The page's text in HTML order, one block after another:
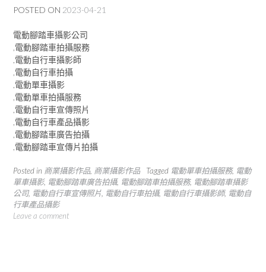
POSTED ON 2023-04-21
電動腳踏車攝影公司
,電動腳踏車拍攝服務
,電動自行車攝影師
,電動自行車拍攝
,電動單車攝影
,電動單車拍攝服務
,電動自行車宣傳照片
,電動自行車產品攝影
,電動腳踏車廣告拍攝
,電動腳踏車宣傳片拍攝
Posted in 商業攝影作品, 商業攝影作品 Tagged 電動單車拍攝服務, 電動
單車攝影, 電動腳踏車廣告拍攝, 電動腳踏車拍攝服務, 電動腳踏車攝影
公司, 電動自行車宣傳照片 電動自行車拍攝, 電動自行車攝影師, 電動自
行車產品攝影
Leave a comment